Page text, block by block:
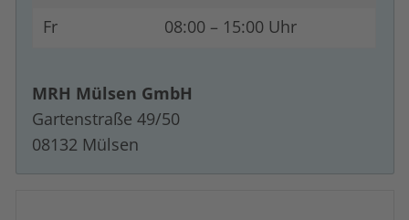
Fr
08:00 – 15:00 Uhr
MRH Mülsen GmbH
Gartenstraße 49/50
08132 Mülsen